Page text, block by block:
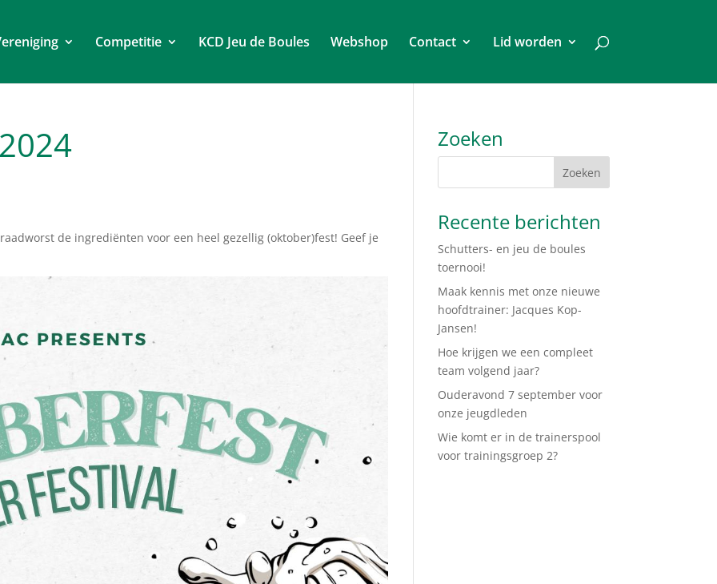
Competitie KCD Jeu de Boules Webshop Contact Lid worden
de ingrediënten voor een heel gezellig (oktober)fest! Geef je
Zoeken
Recente berichten
Schutters- en jeu de boules
toernooi!
Maak kennis met onze nieuwe
hoofdtrainer: Jacques Kop-
Jansen!
Hoe krijgen we een compleet
team volgend jaar?
Ouderavond 7 september voor
onze jeugdleden
Wie komt er in de trainerspool
voor trainingsgroep 2?